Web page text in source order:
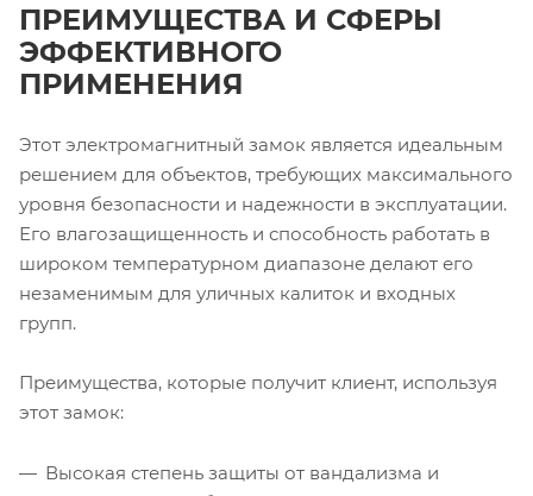
ПРЕИМУЩЕСТВА И СФЕРЫ
ЭФФЕКТИВНОГО
ПРИМЕНЕНИЯ
Этот электромагнитный замок является идеальным
решением для объектов, требующих максимального
уровня безопасности и надежности в эксплуатации.
Его влагозащищенность и способность работать в
широком температурном диапазоне делают его
незаменимым для уличных калиток и входных
групп.
Преимущества, которые получит клиент, используя
этот замок:
Высокая степень защиты от вандализма и